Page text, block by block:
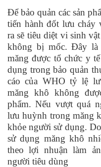
Để bảo quản các sản
tiến hành đốt lưu cháy
ra sẽ tiêu diệt vi sinh
không bị mốc. Đây là
măng được tổ chức y
dụng trong bảo quản
cáo của WHO tỷ lệ
măng khô không
phẩm. Nếu vượt quá
lưu huỳnh trong măng
khỏe người sử dụng.
sử dụng măng khô
theo lợi nhuận làm
người tiêu dùng